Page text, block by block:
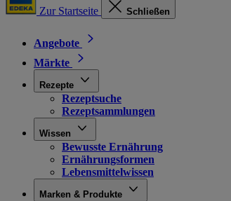
Zur Startseite Schließen
Angebote
Märkte
Rezepte
Rezeptsuche
Rezeptsammlungen
Wissen
Bewusste Ernährung
Ernährungsformen
Lebensmittelwissen
Marken & Produkte